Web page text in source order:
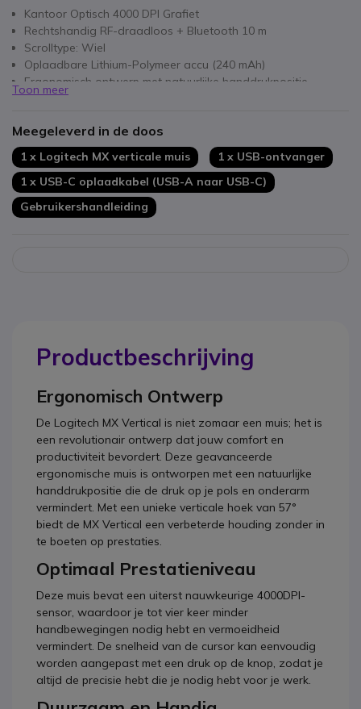
Kantoor Optisch 4000 DPI Grafiet
Rechtshandig RF-draadloos + Bluetooth 10 m
Scrolltype: Wiel
Oplaadbare Lithium-Polymeer accu (240 mAh)
Ergonomisch ontwerp met natuurlijke handdrukpositie
Geavanceerde optische tracking voor optimale precisie
Toon meer
Meegeleverd in de doos
1 x Logitech MX verticale muis
1 x USB-ontvanger
1 x USB-C oplaadkabel (USB-A naar USB-C)
Gebruikershandleiding
Productbeschrijving
Ergonomisch Ontwerp
De Logitech MX Vertical is niet zomaar een muis; het is
een revolutionair ontwerp dat jouw comfort en
productiviteit bevordert. Deze geavanceerde
ergonomische muis is ontworpen met een natuurlijke
handdrukpositie die de druk op je pols en onderarm
vermindert. Met een unieke verticale hoek van 57°
biedt de MX Vertical een verbeterde houding zonder in
te boeten op prestaties.
Optimaal Prestatieniveau
Deze muis bevat een uiterst nauwkeurige 4000DPI-
sensor, waardoor je tot vier keer minder
handbewegingen nodig hebt en vermoeidheid
vermindert. De snelheid van de cursor kan eenvoudig
worden aangepast met een druk op de knop, zodat je
altijd de precisie hebt die je nodig hebt voor je werk.